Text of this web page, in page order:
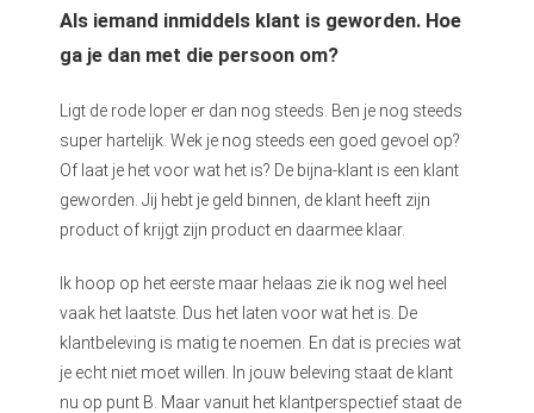
Als iemand inmiddels klant is geworden. Hoe
ga je dan met die persoon om?
Ligt de rode loper er dan nog steeds. Ben je nog steeds
super hartelijk. Wek je nog steeds een goed gevoel op?
Of laat je het voor wat het is? De bijna-klant is een klant
geworden. Jij hebt je geld binnen, de klant heeft zijn
product of krijgt zijn product en daarmee klaar.
Ik hoop op het eerste maar helaas zie ik nog wel heel
vaak het laatste. Dus het laten voor wat het is. De
klantbeleving is matig te noemen. En dat is precies wat
je echt niet moet willen. In jouw beleving staat de klant
nu op punt B. Maar vanuit het klantperspectief staat de